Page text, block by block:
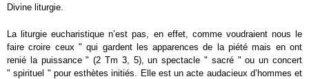
Divine liturgie.
La liturgie eucharistique n’est pas, en effet, comme voudraient nous le
faire croire ceux " qui gardent les apparences de la piété mais en ont
renié la puissance " (2 Tm 3, 5), un spectacle " sacré " ou un concert
" spirituel " pour esthètes initiés. Elle est un acte audacieux d’hommes et